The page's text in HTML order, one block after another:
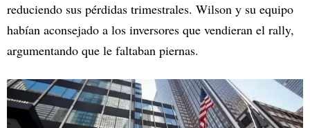
reduciendo sus pérdidas trimestrales. Wilson y su equipo
habían aconsejado a los inversores que vendieran el rally,
argumentando que le faltaban piernas.